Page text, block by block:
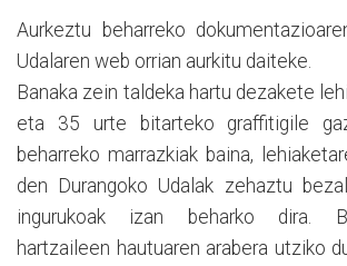
Aurkeztu beharreko
Udalaren web orrian aurkitu daiteke.
Banaka zein taldeka hartu dezakete
eta 35 urte bitarteko graffitigile
beharreko marrazkiak baina,
den Durangoko Udalak zehaztu
ingurukoak izan beharko dira.
hartzaileen hautuaren arabera utziko